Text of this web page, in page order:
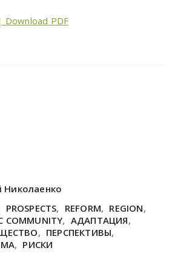
Download PDF
Николаенко
PROSPECTS, REFORM, REGION,
COMMUNITY, АДАПТАЦИЯ,
, ПЕРСПЕКТИВЫ,
, РИСКИ